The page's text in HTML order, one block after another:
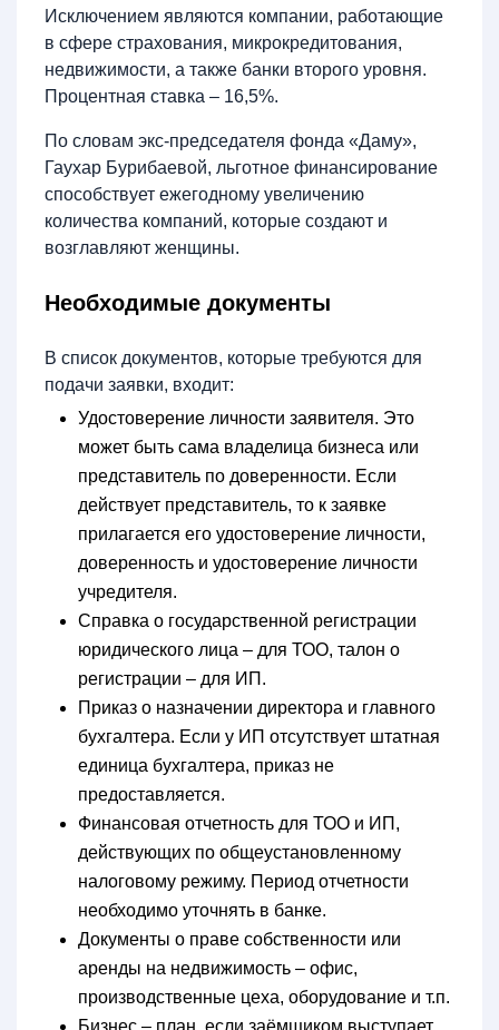
Исключением являются компании, работающие
в сфере страхования, микрокредитования,
недвижимости, а также банки второго уровня.
Процентная ставка – 16,5%.
По словам экс-председателя фонда «Даму»,
Гаухар Бурибаевой, льготное финансирование
способствует ежегодному увеличению
количества компаний, которые создают и
возглавляют женщины.
Необходимые документы
В список документов, которые требуются для
подачи заявки, входит:
Удостоверение личности заявителя. Это
может быть сама владелица бизнеса или
представитель по доверенности. Если
действует представитель, то к заявке
прилагается его удостоверение личности,
доверенность и удостоверение личности
учредителя.
Справка о государственной регистрации
юридического лица – для ТОО, талон о
регистрации – для ИП.
Приказ о назначении директора и главного
бухгалтера. Если у ИП отсутствует штатная
единица бухгалтера, приказ не
предоставляется.
Финансовая отчетность для ТОО и ИП,
действующих по общеустановленному
налоговому режиму. Период отчетности
необходимо уточнять в банке.
Документы о праве собственности или
аренды на недвижимость – офис,
производственные цеха, оборудование и т.п.
Бизнес – план, если заёмщиком выступает